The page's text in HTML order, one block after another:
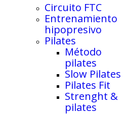
Circuito FTC
Entrenamiento
hipopresivo
Pilates
Método
pilates
Slow Pilates
Pilates Fit
Strenght &
pilates